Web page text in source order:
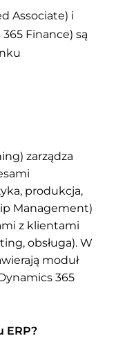
Associate) i
Finance) są
zarządza
produkcja,
Management)
z klientami
obsługa). W
moduł
365
ERP?